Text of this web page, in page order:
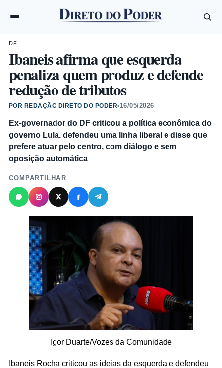
DF
Ibaneis afirma que esquerda
penaliza quem produz e defende
redução de tributos
POR REDAÇÃO DIRETO DO PODER•16/05/2026
Ex-governador do DF criticou a política econômica do
governo Lula, defendeu uma linha liberal e disse que
prefere atuar pelo centro, com diálogo e sem
oposição automática
COMPARTILHAR
Igor Duarte/Vozes da Comunidade
Ibaneis Rocha criticou as ideias da esquerda e defendeu